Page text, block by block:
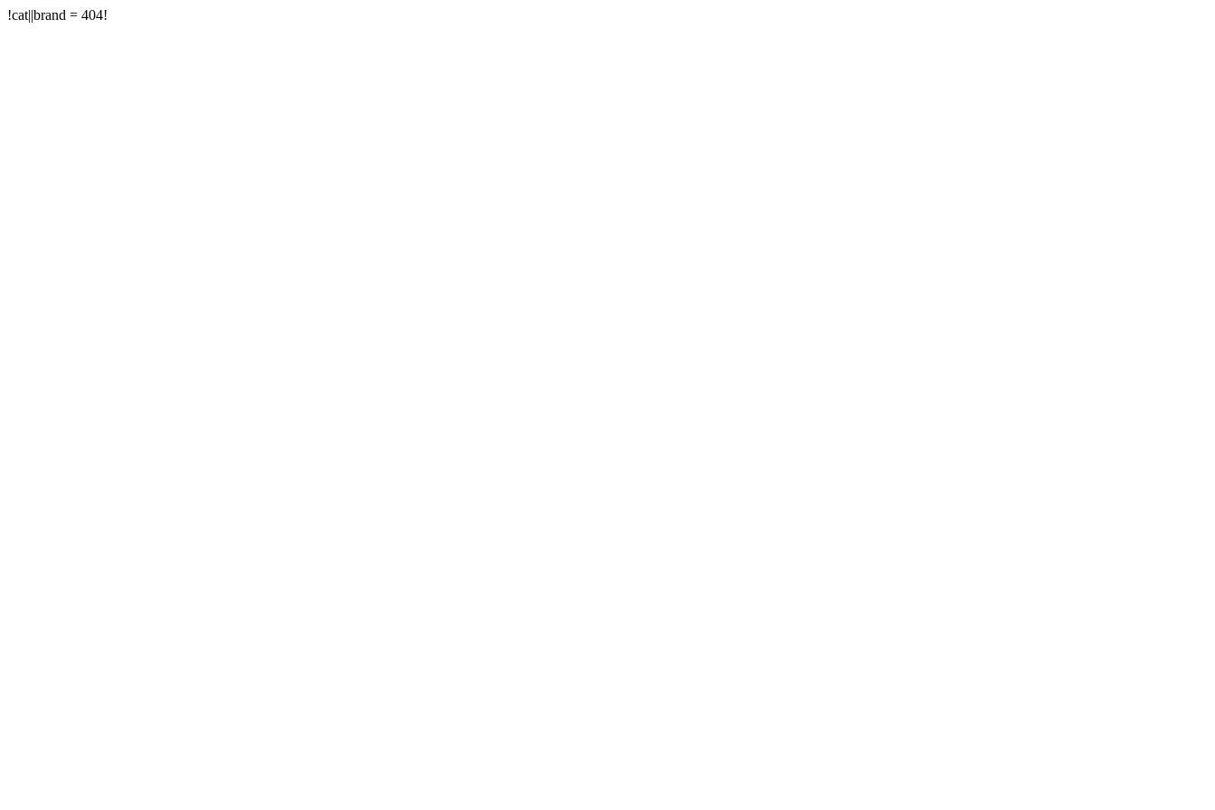
!cat||brand = 404!